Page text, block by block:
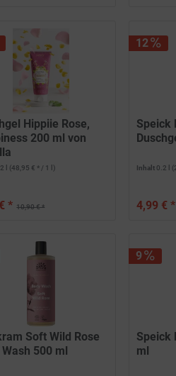
Hippiie Rose,
200 ml von
l (48,95 € * / 1 l)
10,90 € *
*
12
Speick
Inhalt 0.2 l
4,99 € *
Soft Wild Rose
Wash 500 ml
9
Speick
ml